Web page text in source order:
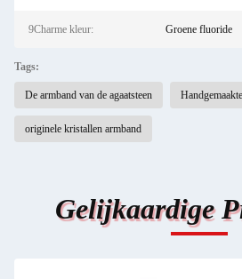
9Charme kleur: Groene fluoride
Tags:
De armband van de agaatsteen
originele kristallen armband
Gelijkaardige